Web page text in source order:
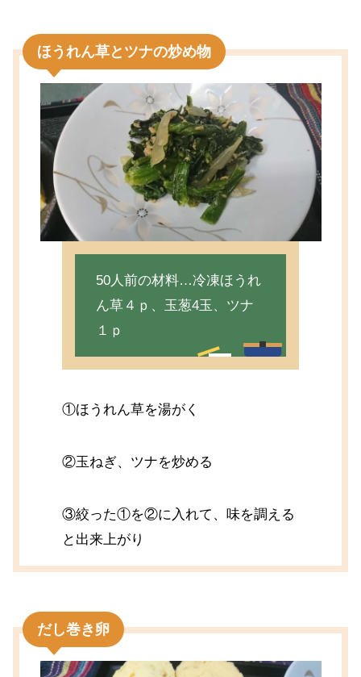
ほうれん草とツナの炒め物
50人前の材料…冷凍ほうれ
ん草４ｐ、玉葱4玉、ツナ
１ｐ
①ほうれん草を湯がく
②玉ねぎ、ツナを炒める
③絞った①を②に入れて、味を調える
と出来上がり
だし巻き卵